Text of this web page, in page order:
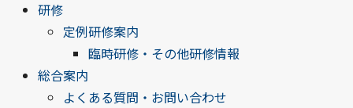
研修
定例研修案内
臨時研修・その他研修情報
総合案内
よくある質問・お問い合わせ